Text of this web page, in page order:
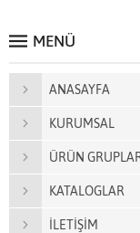
MENÜ
ANASAYFA
KURUMSAL
ÜRÜN
KATALOGLAR
İLETİŞİM